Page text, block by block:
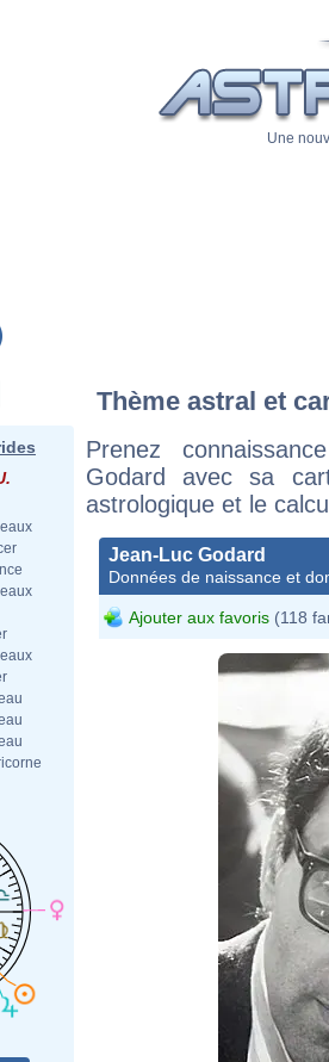
Une
Thème astral et
Prenez
Godard avec sa
astrologique et le
Jean-Luc Godard
Données de naissance et
Ajouter aux favoris (118